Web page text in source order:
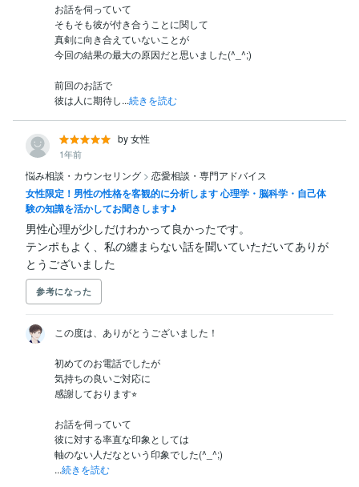
お話を伺っていて
そもそも彼が付き合うことに関して
真剣に向き合えていないことが
今回の結果の最大の原因だと思いました(^_^;)
前回のお話で
彼は人に期待し...続きを読む
by 女性
1年前
悩み相談・カウンセリング > 恋愛相談・専門アドバイス
女性限定！男性の性格を客観的に分析します 心理学・脳科学・自己体
験の知識を活かしてお聞きします♪
男性心理が少しだけわかって良かったです。
テンポもよく、私の纏まらない話を聞いていただいてありが
とうございました
参考になった
この度は、ありがとうございました！
初めてのお電話でしたが
気持ちの良いご対応に
感謝しております⭐︎
お話を伺っていて
彼に対する率直な印象としては
軸のない人だなという印象でした(^_^;)
...続きを読む